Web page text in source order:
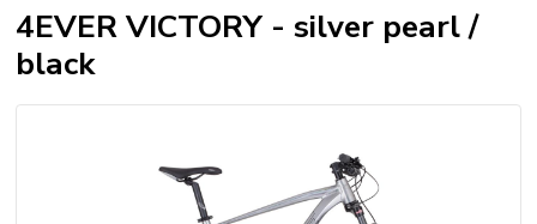
4EVER VICTORY - silver pearl /
black